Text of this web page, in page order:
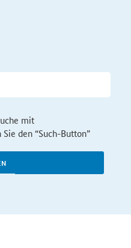
mit
den “Such-Button”